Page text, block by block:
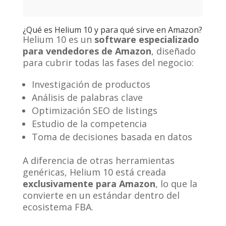
¿Qué es Helium 10 y para qué sirve en Amazon?
Helium 10 es un software especializado
para vendedores de Amazon, diseñado
para cubrir todas las fases del negocio:
Investigación de productos
Análisis de palabras clave
Optimización SEO de listings
Estudio de la competencia
Toma de decisiones basada en datos
A diferencia de otras herramientas
genéricas, Helium 10 está creada
exclusivamente para Amazon, lo que la
convierte en un estándar dentro del
ecosistema FBA.